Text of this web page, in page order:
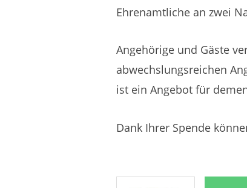
Ehrenamtliche an zwei
Angehörige und Gäste
abwechslungsreichen
ist ein Angebot für
Dank Ihrer Spende